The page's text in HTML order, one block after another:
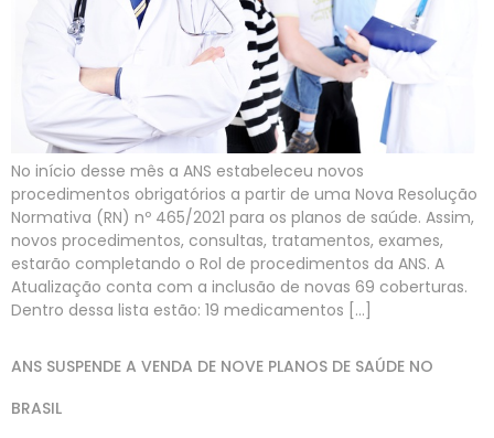
No início desse mês a ANS estabeleceu novos
procedimentos obrigatórios a partir de uma Nova Resolução
Normativa (RN) nº 465/2021 para os planos de saúde. Assim,
novos procedimentos, consultas, tratamentos, exames,
estarão completando o Rol de procedimentos da ANS. A
Atualização conta com a inclusão de novas 69 coberturas.
Dentro dessa lista estão: 19 medicamentos […]
ANS SUSPENDE A VENDA DE NOVE PLANOS DE SAÚDE NO
BRASIL